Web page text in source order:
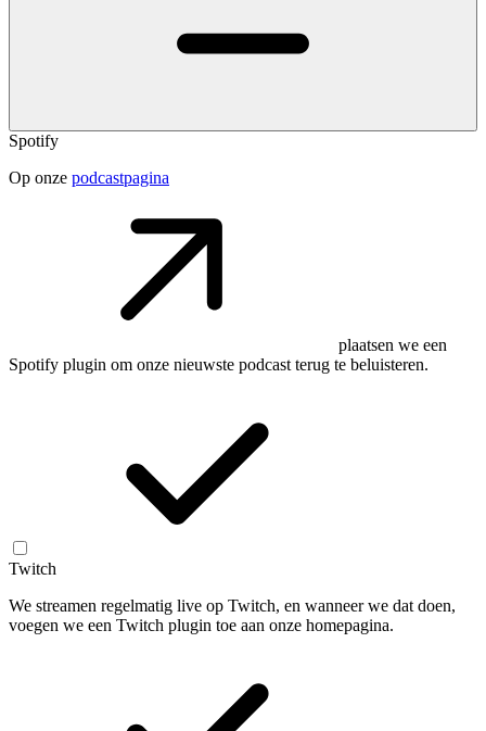
Spotify
Op onze podcastpagina
plaatsen we een
Spotify plugin om onze nieuwste podcast terug te beluisteren.
Twitch
We streamen regelmatig live op Twitch, en wanneer we dat doen,
voegen we een Twitch plugin toe aan onze homepagina.